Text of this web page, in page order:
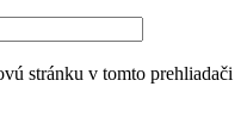
stránku v tomto prehliadači